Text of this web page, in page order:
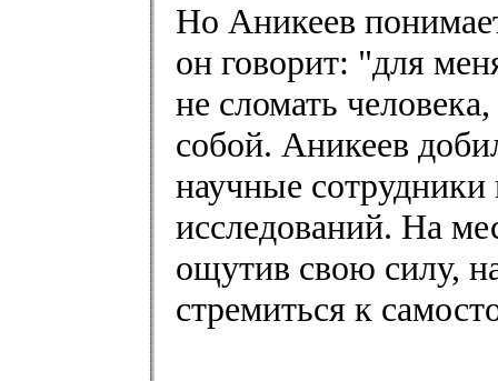
Но Аникеев
он говорит: "для
не сломать человека,
собой. Аникеев
научные
исследований. На
ощутив свою силу,
стремиться к